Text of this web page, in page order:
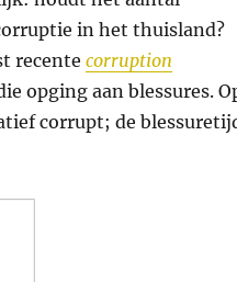
in het thuisland?
recente corruption
opging aan blessures.
corrupt; de